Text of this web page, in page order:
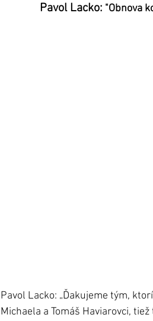
  Pavol Lacko:
"Obnova
Pavol Lacko: „Ďakujeme tým,
Michaela a Tomáš Haviarovci,